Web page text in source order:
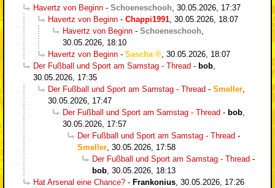
Havertz von Beginn - Schoeneschooh, 30.05.2026, 17:37
Havertz von Beginn - Chappi1991, 30.05.2026, 18:07
Havertz von Beginn - Schoeneschooh,
30.05.2026, 18:10
Havertz von Beginn - Sascha , 30.05.2026, 18:07
Der Fußball und Sport am Samstag - Thread - bob,
30.05.2026, 17:35
Der Fußball und Sport am Samstag - Thread - Smeller,
30.05.2026, 17:47
Der Fußball und Sport am Samstag - Thread - bob,
30.05.2026, 17:57
Der Fußball und Sport am Samstag - Thread -
Smeller, 30.05.2026, 17:58
Der Fußball und Sport am Samstag - Thread -
bob, 30.05.2026, 18:13
Hat Arsenal eine Chance? - Frankonius, 30.05.2026, 17:26